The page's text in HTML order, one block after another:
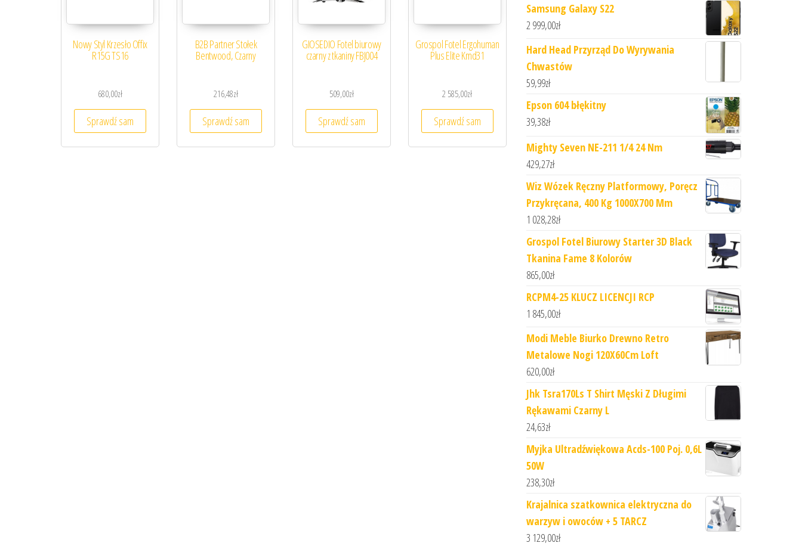
Nowy Styl Krzesło Offix
R15G TS16
680,00zł
Sprawdź sam
B2B Partner Stołek
Bentwood, Czarny
216,48zł
Sprawdź sam
GIOSEDIO Fotel biurowy
czarny z tkaniny FBJ004
509,00zł
Sprawdź sam
Grospol Fotel Ergohuman
Plus Elite Kmd31
2 585,00zł
Sprawdź sam
Samsung Galaxy S22
2 999,00zł
Hard Head Przyrząd Do Wyrywania
Chwastów
59,99zł
Epson 604 błękitny
39,38zł
Mighty Seven NE-211 1/4 24 Nm
429,27zł
Wiz Wózek Ręczny Platformowy, Poręcz
Przykręcana, 400 Kg 1000X700 Mm
1 028,28zł
Grospol Fotel Biurowy Starter 3D Black
Tkanina Fame 8 Kolorów
865,00zł
RCPM4-25 KLUCZ LICENCJI RCP
1 845,00zł
Modi Meble Biurko Drewno Retro
Metalowe Nogi 120X60Cm Loft
620,00zł
Jhk Tsra170Ls T Shirt Męski Z Długimi
Rękawami Czarny L
24,63zł
Myjka Ultradźwiękowa Acds-100 Poj. 0,6L
50W
238,30zł
Krajalnica szatkownica elektryczna do
warzyw i owoców + 5 TARCZ
3 129,00zł